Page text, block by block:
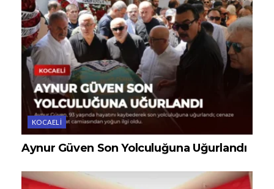
KOCAELI
Aynur Güven Son Yolculuğuna Uğurlandı